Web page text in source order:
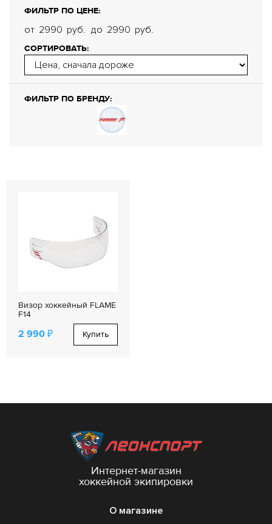
ФИЛЬТР ПО ЦЕНЕ:
от 2990 руб. до 2990 руб.
СОРТИРОВАТЬ:
ФИЛЬТР ПО БРЕНДУ:
Визор хоккейный FLAME
F14
2 990 ₽ Купить
Интернет-магазин
хоккейной экипировки
О магазине